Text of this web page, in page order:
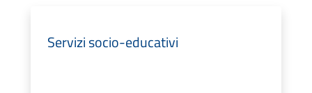
Servizi socio-educativi